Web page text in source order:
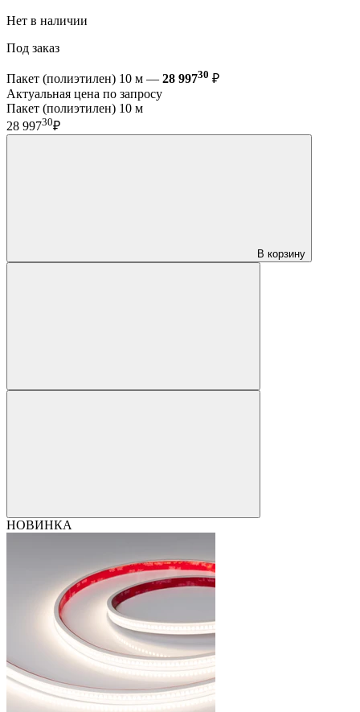
Нет в наличии
Под заказ
Пакет (полиэтилен) 10 м — 28 99730 ₽
Актуальная цена по запросу
Пакет (полиэтилен) 10 м
28 99730₽
В корзину
НОВИНКА